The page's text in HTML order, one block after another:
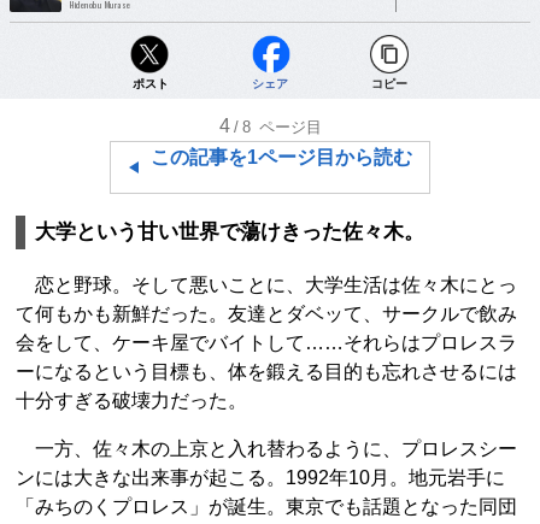
Hidenobu Murase
ポスト シェア コピー
4 /8 ページ目
この記事を1ページ目から読む
大学という甘い世界で蕩けきった佐々木。
恋と野球。そして悪いことに、大学生活は佐々木にとっ
て何もかも新鮮だった。友達とダベッて、サークルで飲み
会をして、ケーキ屋でバイトして……それらはプロレスラ
ーになるという目標も、体を鍛える目的も忘れさせるには
十分すぎる破壊力だった。
一方、佐々木の上京と入れ替わるように、プロレスシー
ンには大きな出来事が起こる。1992年10月。地元岩手に
「みちのくプロレス」が誕生。東京でも話題となった同団